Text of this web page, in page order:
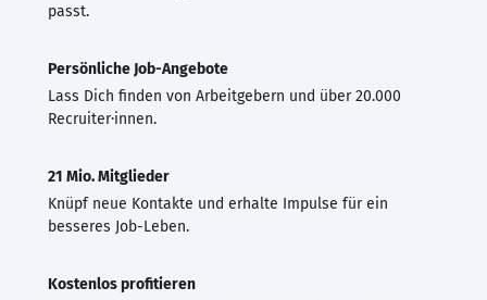
passt.
Persönliche Job-Angebote
Lass Dich finden von Arbeitgebern und über 20.000
Recruiter·innen.
21 Mio. Mitglieder
Knüpf neue Kontakte und erhalte Impulse für ein
besseres Job-Leben.
Kostenlos profitieren